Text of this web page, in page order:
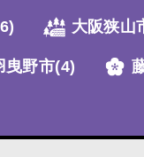
大阪狭山
曳野市(4)